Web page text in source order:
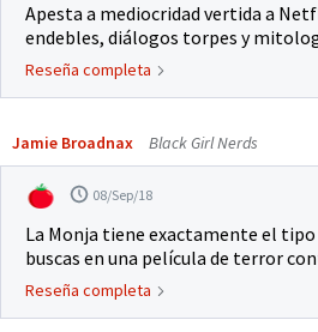
Apesta a mediocridad vertida a
endebles, diálogos torpes y
Reseña completa
Jamie Broadnax Black Girl Nerds
08/Sep/18
La Monja tiene exactamente el
buscas en una película de terror
Reseña completa